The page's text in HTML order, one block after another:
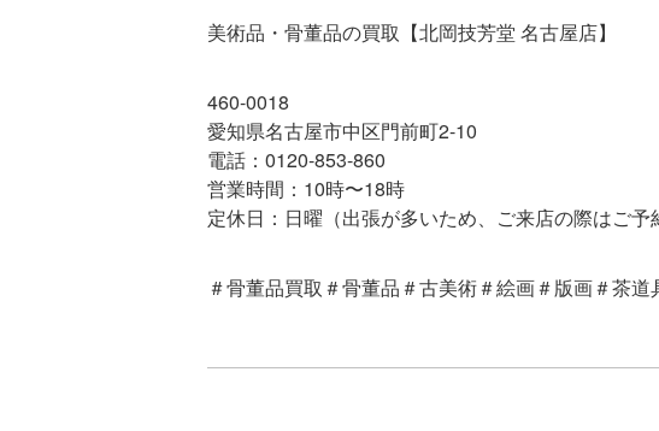
美術品・骨董品の買取【北岡技芳堂 名古屋店】
460-0018
愛知県名古屋市中区門前町2-10
電話：0120-853-860
営業時間：10時〜18時
定休日：日曜（出張が多いため、ご来店の際はご予
＃骨董品買取＃骨董品＃古美術＃絵画＃版画＃茶